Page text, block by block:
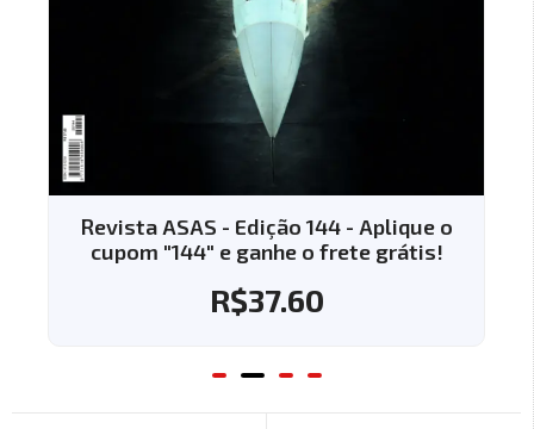
Revista ASAS - Edição 144 - Aplique o
cupom "144" e ganhe o frete grátis!
R$37.60